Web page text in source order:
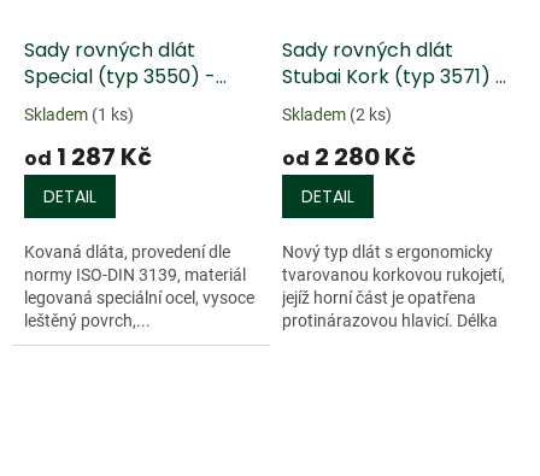
Sady rovných dlát
Special (typ 3550) -
plastová rukojeť
Skladem (1 ks)
od 1 287 Kč
DETAIL
Kovaná dláta, provedení dle
normy ISO-DIN 3139, materiál
legovaná speciální ocel, vysoce
leštěný povrch,...
Sady rovných dlát
Stubai Kork (typ 3571) -
4 ks
Skladem (2 ks)
od 2 280 Kč
DETAIL
Nový typ dlát s ergonomicky
tvarovanou korkovou rukojetí,
jejíž horní část je opatřena
protinárazovou hlavicí. Délka